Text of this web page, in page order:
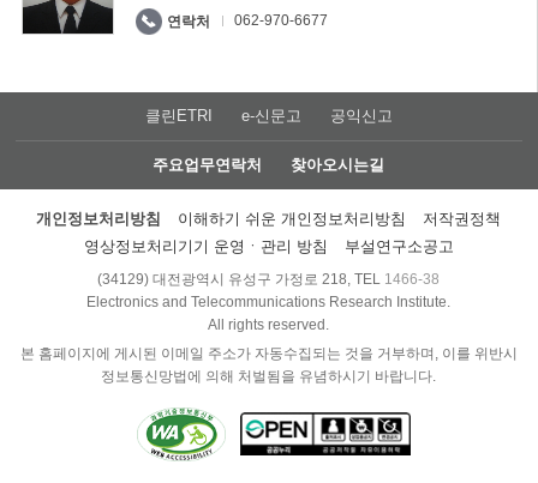
연락처 062-970-6677
클린ETRI e-신문고 공익신고
주요업무연락처 찾아오시는길
개인정보처리방침 이해하기 쉬운 개인정보처리방침
저작권정책
영상정보처리기기 운영ㆍ관리 방침
부설연구소공고
(34129) 대전광역시 유성구 가정로 218, TEL 1466-38
Electronics and Telecommunications Research Institute.
All rights reserved.
본 홈페이지에 게시된 이메일 주소가 자동수집되는 것을 거부하며, 이를 위반시
정보통신망법에 의해 처벌됨을 유념하시기 바랍니다.